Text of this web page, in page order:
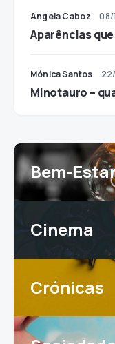
Angela Caboz 08/
Aparências
Mónica Santos
Minotauro –
Bem-
Cinema
Crónicas